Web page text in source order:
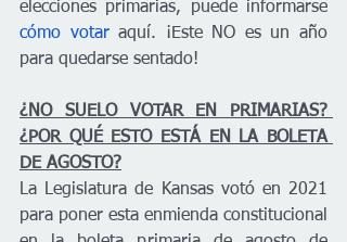
cómo votar aquí. ¡Este NO es un año
para quedarse sentado!
¿NO SUELO VOTAR EN PRIMARIAS?
¿POR QUÉ ESTO ESTÁ EN LA BOLETA
DE AGOSTO?
La Legislatura de Kansas votó en 2021
para poner esta enmienda constitucional